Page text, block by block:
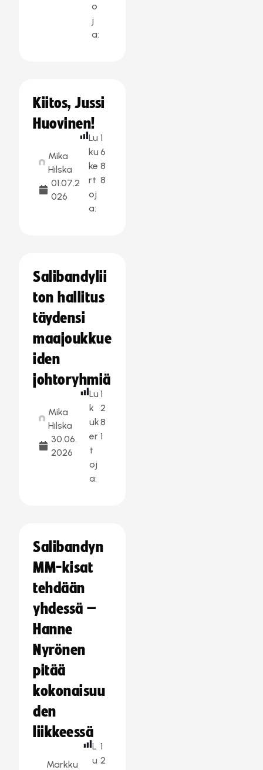
o
j
a:
Kiitos, Jussi
Huovinen!
Mika
Hilska
01.07.2
026
Lu
ku
ke
rt
oj
a:
1
6
8
8
Salibandylii
ton hallitus
täydensi
maajoukkue
iden
johtoryhmiä
Mika
Hilska
30.06.
2026
Lu
k
uk
er
t
oj
a:
1
2
8
1
Salibandyn
MM-kisat
tehdään
yhdessä –
Hanne
Nyrönen
pitää
kokonaisuu
den
liikkeessä
Markku
L
u
1
2